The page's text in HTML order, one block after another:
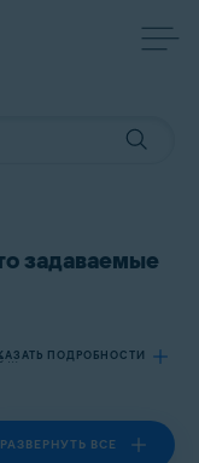
задаваемые
Применяется к Avast Premium Security, Avast Free Antivirus ПОДРОБНОСТИ
РАЗВЕРНУТЬ ВСЕ